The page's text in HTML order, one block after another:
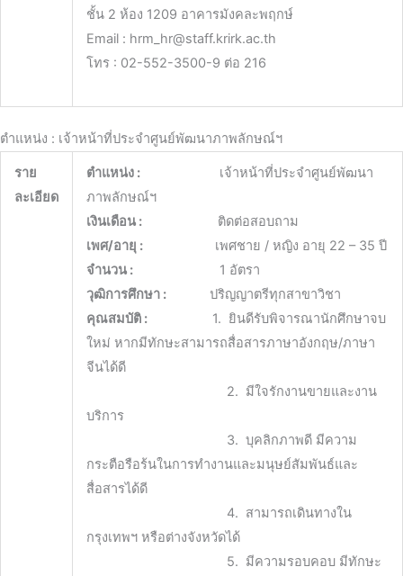
ชั้น 2 ห้อง 1209 อาคารมังคละพฤกษ์
Email : hrm_hr@staff.krirk.ac.th
โทร : 02-552-3500-9 ต่อ 216
ตำแหน่ง : เจ้าหน้าที่ประจำศูนย์พัฒนาภาพลักษณ์ฯ
ราย
ละเอียด
ตำแหน่ง :เจ้าหน้าที่ประจำศูนย์พัฒนา
ภาพลักษณ์ฯ
เงินเดือน :ติดต่อสอบถาม
เพศ/อายุ :เพศชาย / หญิง อายุ 22 – 35 ปี
จำนวน :1 อัตรา
วุฒิการศึกษา :ปริญญาตรีทุกสาขาวิชา
คุณสมบัติ :1. ยินดีรับพิจารณานักศึกษาจบ
ใหม่ หากมีทักษะสามารถสื่อสารภาษาอังกฤษ/ภาษา
จีนได้ดี
2. มีใจรักงานขายและงาน
บริการ
3. บุคลิกภาพดี มีความ
กระตือรือร้นในการทำงานและมนุษย์สัมพันธ์และ
สื่อสารได้ดี
4. สามารถเดินทางใน
กรุงเทพฯ หรือต่างจังหวัดได้
5. มีความรอบคอบ มีทักษะ